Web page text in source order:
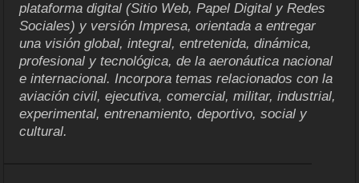
plataforma digital (Sitio Web, Papel Digital y Redes
Sociales) y versión Impresa, orientada a entregar
una visión global, integral, entretenida, dinámica,
profesional y tecnológica, de la aeronáutica nacional
e internacional. Incorpora temas relacionados con la
aviación civil, ejecutiva, comercial, militar, industrial,
experimental, entrenamiento, deportivo, social y
cultural.